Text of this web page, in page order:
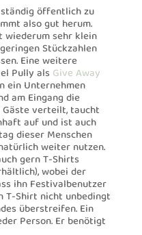
öffentlich zu
also gut herum.
sehr klein
Stückzahlen
Eine weitere
Pully als Give Away
ein Unternehmen
am Eingang die
verteilt, taucht
auf und ist auch
dieser Menschen
weiter nutzen.
gern T-Shirts
wobei der
ihn Festivalbenutzer
T-Shirt nicht unbedingt
überstreifen. Ein
Person. Er benötigt